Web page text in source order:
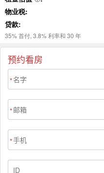
预约看房
*
*
*